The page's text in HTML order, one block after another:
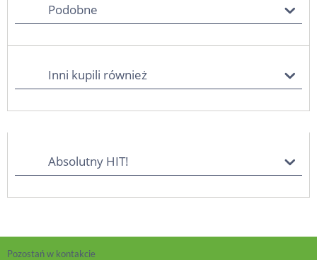
Podobne
Inni kupili również
Absolutny HIT!
Pozostań w kontakcie